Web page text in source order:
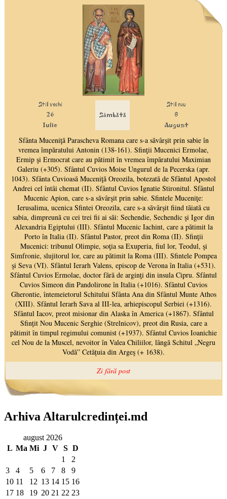
Arhiva Altarulcredinței.md
august 2026
L Ma Mi J V S D
1
2
3
4 5 6 7 8
9
10 11 12 13 14 15 16
17 18 19 20 21 22 23